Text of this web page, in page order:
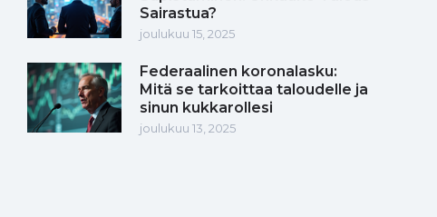
Sairastua?
joulukuu 15, 2025
Federaalinen koronalasku:
Mitä se tarkoittaa taloudelle ja
sinun kukkarollesi
joulukuu 13, 2025